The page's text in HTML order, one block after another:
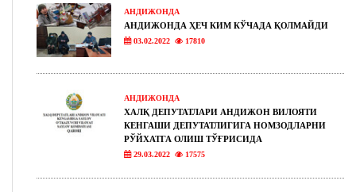
АНДИЖОНДА
АНДИЖОНДА ҲЕЧ КИМ КЎЧАДА ҚОЛМАЙДИ
03.02.2022 17810
АНДИЖОНДА
ХАЛҚ ДЕПУТАТЛАРИ АНДИЖОН ВИЛОЯТИ
КЕНГАШИ ДЕПУТАТЛИГИГА НОМЗОДЛАРНИ
РЎЙХАТГА ОЛИШ ТЎҒРИСИДА
29.03.2022 17575